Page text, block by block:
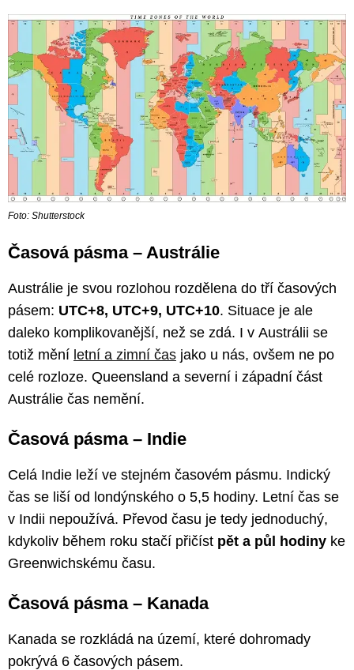
Foto: Shutterstock
Časová pásma – Austrálie
Austrálie je svou rozlohou rozdělena do tří časových
pásem: UTC+8, UTC+9, UTC+10. Situace je ale
daleko komplikovanější, než se zdá. I v Austrálii se
totiž mění letní a zimní čas jako u nás, ovšem ne po
celé rozloze. Queensland a severní i západní část
Austrálie čas nemění.
Časová pásma – Indie
Celá Indie leží ve stejném časovém pásmu. Indický
čas se liší od londýnského o 5,5 hodiny. Letní čas se
v Indii nepoužívá. Převod času je tedy jednoduchý,
kdykoliv během roku stačí přičíst pět a půl hodiny ke
Greenwichskému času.
Časová pásma – Kanada
Kanada se rozkládá na území, které dohromady
pokrývá 6 časových pásem.